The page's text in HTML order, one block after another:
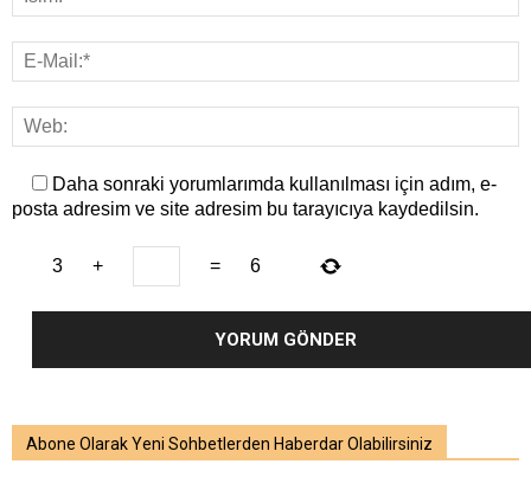
Daha sonraki yorumlarımda kullanılması için adım, e-
posta adresim ve site adresim bu tarayıcıya kaydedilsin.
3 + = 6
Abone Olarak Yeni Sohbetlerden Haberdar Olabilirsiniz